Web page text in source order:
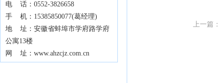
电 话：0552-3826658
手 机：15385850077(葛经理)
地 址：安徽省蚌埠市学府路学府
公寓13楼
网 址：www.ahzcjz.com.cn
上一篇